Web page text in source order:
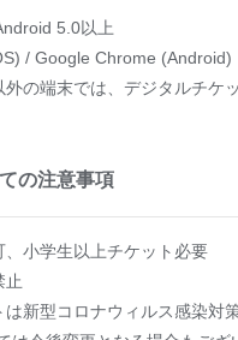
5.0以上
/ Google Chrome (Android)
の端末では、デジタルチケ
の注意事項
小学生以上チケット必要
止
新型コロナウィルス感染対